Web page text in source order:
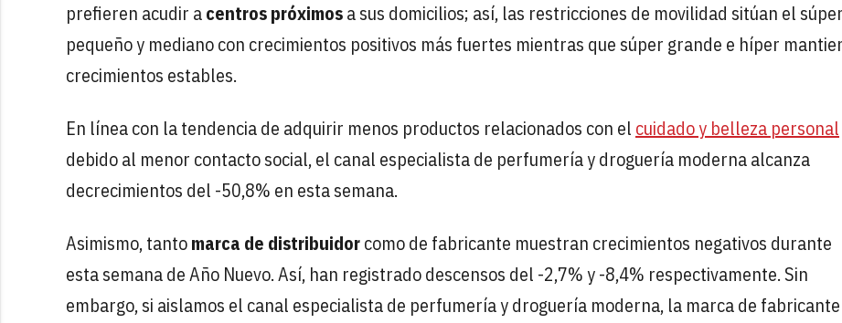
prefieren acudir acentros próximosa sus domicilios; así, las restricciones de movilidad sitúan el súper
pequeño y mediano con crecimientos positivos más fuertes mientras que súper grande e híper
crecimientos estables.
En línea con la tendencia de adquirir menos productos relacionados con el cuidado y belleza personal
debido al menor contacto social, el canal especialista de perfumería y droguería moderna alcanza
decrecimientos del -50,8% en esta semana.
Asimismo, tantomarca de distribuidorcomo de fabricante muestran crecimientos negativos durante
esta semana de Año Nuevo. Así, han registrado descensos del -2,7% y -8,4% respectivamente. Sin
embargo, si aislamos el canal especialista de perfumería y droguería moderna, la marca de fabricante